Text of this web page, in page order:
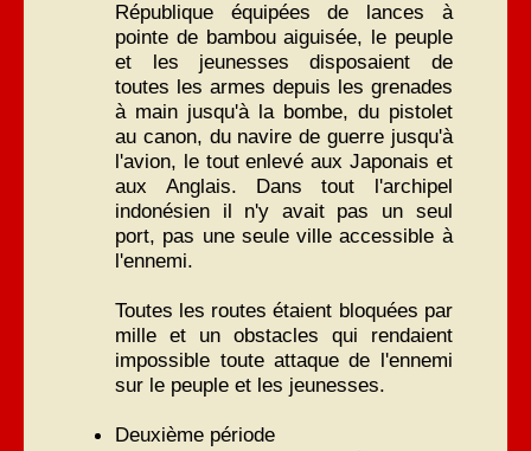
République équipées de lances à
pointe de bambou aiguisée, le peuple
et les jeunesses disposaient de
toutes les armes depuis les grenades
à main jusqu'à la bombe, du pistolet
au canon, du navire de guerre jusqu'à
l'avion, le tout enlevé aux Japonais et
aux Anglais. Dans tout l'archipel
indonésien il n'y avait pas un seul
port, pas une seule ville accessible à
l'ennemi.
Toutes les routes étaient bloquées par
mille et un obstacles qui rendaient
impossible toute attaque de l'ennemi
sur le peuple et les jeunesses.
Deuxième période